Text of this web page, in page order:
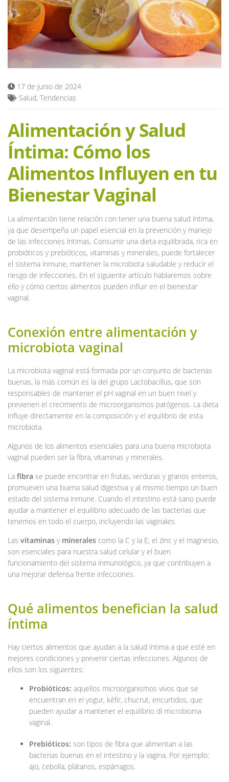
Blog
17 de junio de 2024
Salud, Tendencias
Alimentación y Salud
Íntima: Cómo los
Alimentos Influyen en tu
Bienestar Vaginal
La alimentación tiene relación con tener una buena salud íntima,
ya que desempeña un papel esencial en la prevención y manejo
de las infecciones íntimas. Consumir una dieta equilibrada, rica en
probióticos y prebióticos, vitaminas y minerales, puede fortalecer
el sistema inmune, mantener la microbiota saludable y reducir el
riesgo de infecciones. En el siguiente artículo hablaremos sobre
ello y cómo ciertos alimentos pueden influir en el bienestar
vaginal.
Conexión entre alimentación y
microbiota vaginal
La microbiota vaginal está formada por un conjunto de bacterias
buenas, la más común es la del grupo Lactobacillus, que son
responsables de mantener el pH vaginal en un buen nivel y
previenen el crecimiento de microorganismos patógenos. La dieta
influye directamente en la composición y el equilibrio de esta
microbiota.
Algunos de los alimentos esenciales para una buena microbiota
vaginal pueden ser la fibra, vitaminas y minerales.
La fibra se puede encontrar en frutas, verduras y granos enteros,
promueven una buena salud digestiva y al mismo tiempo un buen
estado del sistema inmune. Cuando el intestino está sano puede
ayudar a mantener el equilibrio adecuado de las bacterias que
tenemos en todo el cuerpo, incluyendo las vaginales.
Las vitaminas y minerales como la C y la E, el zinc y el magnesio,
son esenciales para nuestra salud celular y el buen
funcionamiento del sistema inmunológico, ya que contribuyen a
una mejorar defensa frente infecciones.
Qué alimentos benefician la salud
íntima
Hay ciertos alimentos que ayudan a la salud íntima a que esté en
mejores condiciones y prevenir ciertas infecciones. Algunos de
ellos son los siguientes:
Probióticos: aquellos microorganismos vivos que se
encuentran en el yogur, kéfir, chucrut, encurtidos, que
pueden ayudar a mantener el equilibrio dl microbioma
vaginal.
Prebióticos: son tipos de fibra que alimentan a las
bacterias buenas en el intestino y la vagina. Por ejemplo:
ajo, cebolla, plátanos, espárragos.